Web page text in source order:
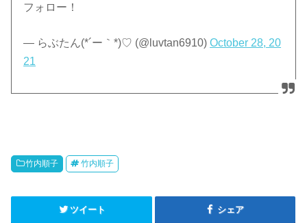
フォロー！
— らぶたん(*´ー｀*)♡ (@luvtan6910)October 28, 20
21
竹内順子 竹内順子
ツイート シェア